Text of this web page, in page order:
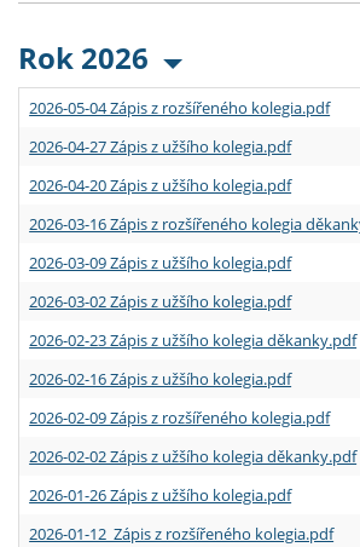
Rok 2026
2026-05-04 Zápis z rozšířeného kolegia.pdf
2026-04-27 Zápis z užšího kolegia.pdf
2026-04-20 Zápis z užšího kolegia.pdf
2026-03-16 Zápis z rozšířeného kolegia
2026-03-09 Zápis z užšího kolegia.pdf
2026-03-02 Zápis z užšího kolegia.pdf
2026-02-23 Zápis z užšího kolegia děkanky.pdf
2026-02-16 Zápis z užšího kolegia.pdf
2026-02-09 Zápis z rozšířeného kolegia.pdf
2026-02-02 Zápis z užšího kolegia děkanky.pdf
2026-01-26 Zápis z užšího kolegia.pdf
2026-01-12 Zápis z rozšířeného kolegia.pdf